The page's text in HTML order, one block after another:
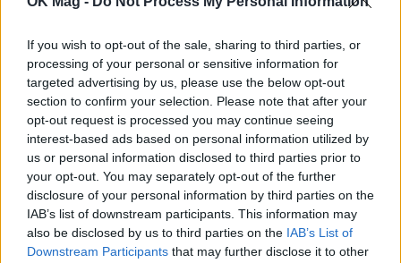
If you wish to opt-out of the sale, sharing to third parties, or
processing of your personal or sensitive information for
targeted advertising by us, please use the below opt-out
section to confirm your selection. Please note that after your
opt-out request is processed you may continue seeing
interest-based ads based on personal information utilized by
us or personal information disclosed to third parties prior to
your opt-out. You may separately opt-out of the further
disclosure of your personal information by third parties on the
IAB’s list of downstream participants. This information may
also be disclosed by us to third parties on the IAB’s List of
Downstream Participants that may further disclose it to other
κοινή φωτογραφία του με την Κατρίνα
CELEBRITIES